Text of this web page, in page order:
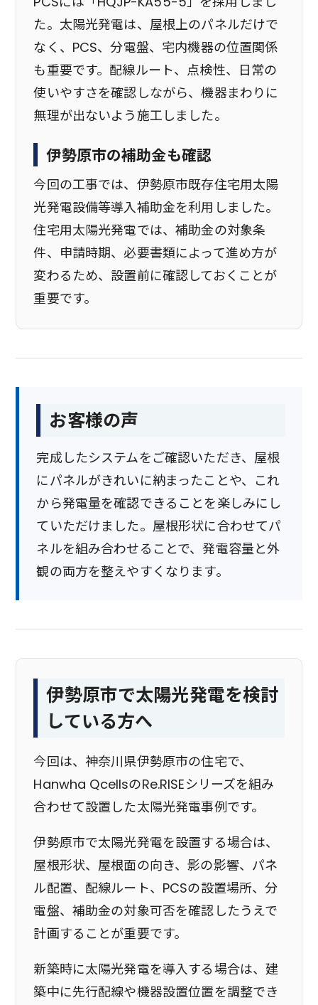
た。太陽光発電は、屋根上のパネルだけで
なく、PCS、分電盤、宅内機器の位置関係
も重要です。配線ルート、点検性、日常の
使いやすさを確認しながら、機器まわりに
無理が出ないよう施工しました。
伊勢原市の補助金も確認
今回の工事では、伊勢原市既存住宅用太陽
光発電設備等導入補助金を利用しました。
住宅用太陽光発電では、補助金の対象条
件、申請時期、必要書類によって進め方が
変わるため、設置前に確認しておくことが
重要です。
お客様の声
完成したシステムをご確認いただき、屋根
にパネルがきれいに納まったことや、これ
から発電量を確認できることを楽しみにし
ていただけました。屋根形状に合わせてパ
ネルを組み合わせることで、発電容量と外
観の両方を整えやすくなります。
伊勢原市で太陽光発電を検討
している方へ
今回は、神奈川県伊勢原市の住宅で、
Hanwha QcellsのRe.RISEシリーズを組み
合わせて設置した太陽光発電事例です。
伊勢原市で太陽光発電を設置する場合は、
屋根形状、屋根面の向き、影の影響、パネ
ル配置、配線ルート、PCSの設置場所、分
電盤、補助金の対象可否を確認したうえで
計画することが重要です。
新築時に太陽光発電を導入する場合は、建
築中に先行配線や機器設置位置を調整でき